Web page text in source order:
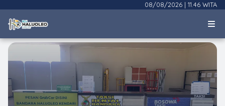
08/08/2026 | 11.46 WITA